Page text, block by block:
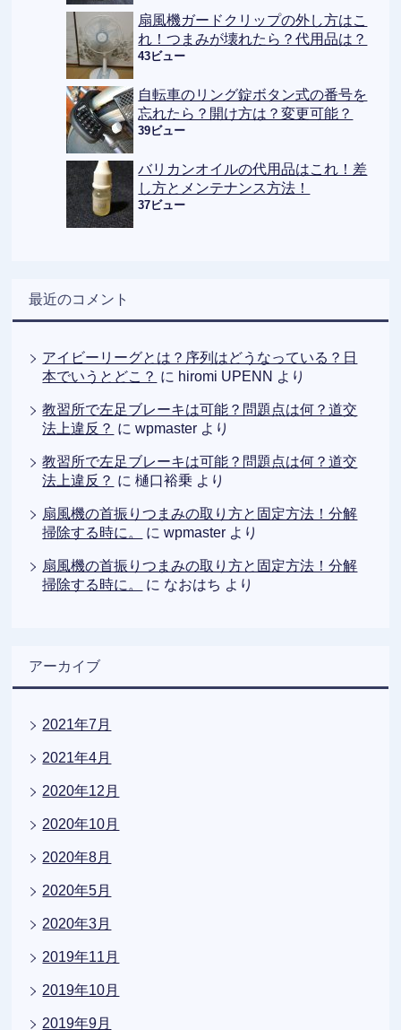
扇風機ガードクリップの外し方はこ
れ！つまみが壊れたら？代用品は？
43ビュー
自転車のリング錠ボタン式の番号を
忘れたら？開け方は？変更可能？
39ビュー
バリカンオイルの代用品はこれ！差
し方とメンテナンス方法！
37ビュー
最近のコメント
アイビーリーグとは？序列はどうなっている？日
本でいうとどこ？ に hiromi UPENN より
教習所で左足ブレーキは可能？問題点は何？道交
法上違反？ にwpmaster より
教習所で左足ブレーキは可能？問題点は何？道交
法上違反？ に樋口裕乗 より
扇風機の首振りつまみの取り方と固定方法！分解
掃除する時に。
にwpmaster より
扇風機の首振りつまみの取り方と固定方法！分解
掃除する時に。
に なおはち より
アーカイブ
2021年7月
2021年4月
2020年12月
2020年10月
2020年8月
2020年5月
2020年3月
2019年11月
2019年10月
2019年9月